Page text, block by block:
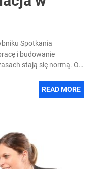
Spotkania
i budowanie
stają się normą. Od
READ MORE